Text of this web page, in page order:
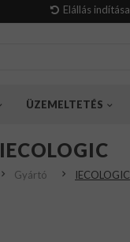
Elállás indítása
ÜZEMELTETÉS
IECOLOGIC
Gyártó IECOLOGIC